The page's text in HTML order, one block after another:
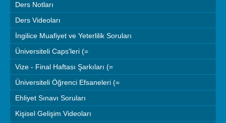
Ders Notları
Ders Videoları
İngilice Muafiyet ve Yeterlilik Soruları
Üniversiteli Caps'leri (=
Vize - Final Haftası Şarkıları (=
Üniversiteli Öğrenci Efsaneleri (=
Ehliyet Sınavı Soruları
Kişisel Gelişim Videoları